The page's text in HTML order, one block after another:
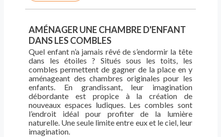
AMÉNAGER UNE CHAMBRE D'ENFANT
DANS LES COMBLES
Quel enfant n’a jamais rêvé de s’endormir la tête
dans les étoiles ? Situés sous les toits, les
combles permettent de gagner de la place en y
aménageant des chambres originales pour les
enfants. En grandissant, leur imagination
débordante est propice à la création de
nouveaux espaces ludiques. Les combles sont
l’endroit idéal pour profiter de la lumière
naturelle. Une seule limite entre eux et le ciel, leur
imagination.